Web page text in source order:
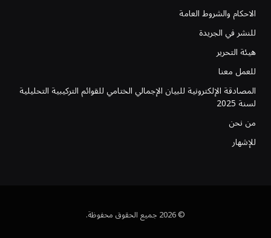
الاحكام والشروط العامة
للنشر في الجريدة
هيئة التحرير
للعمل معنا
المصادقة الإلكترونية للبيان الإجمالي الختامي للقوائم التركيبية التحليلية
لسنة 2025
من نحن
للإشهار
© 2026 جميع الحقوق محفوظة.